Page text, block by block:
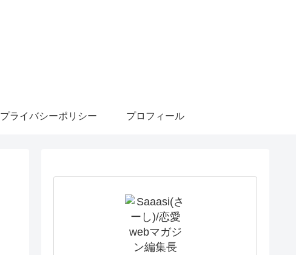
プライバシーポリシー プロフィール